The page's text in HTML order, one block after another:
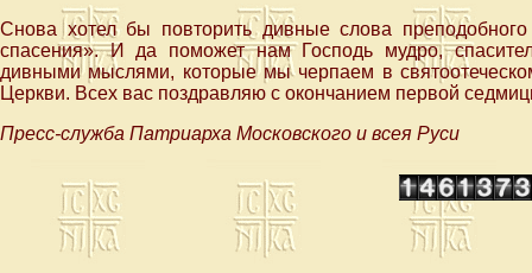
Снова хотел бы повторить дивные слова
спасения». И да поможет нам Господь мудро,
дивными мыслями, которые мы черпаем в
Церкви. Всех вас поздравляю с окончанием первой
Пресс-служба Патриарха Московского и всея Руси